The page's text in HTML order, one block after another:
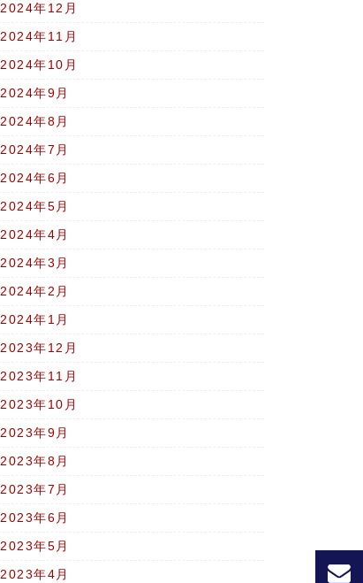
2024年12月
2024年11月
2024年10月
2024年9月
2024年8月
2024年7月
2024年6月
2024年5月
2024年4月
2024年3月
2024年2月
2024年1月
2023年12月
2023年11月
2023年10月
2023年9月
2023年8月
2023年7月
2023年6月
2023年5月
2023年4月